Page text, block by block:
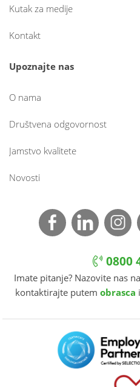
Kutak za medije
Kontakt
Upoznajte nas
O nama
Društvena odgovornost
Jamstvo kvalitete
Novosti
0800
Imate pitanje? Nazovite nas
kontaktirajte putem obrasca